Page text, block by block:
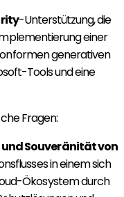
-Unterstützung, die
einer
generativen
Tools und eine
Fragen:
Souveränität von
in einem sich
Ökosystem durch